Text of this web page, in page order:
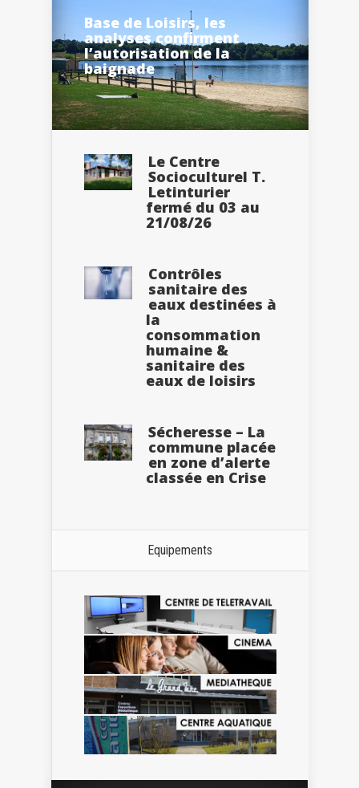
Base de Loisirs, les
analyses confirment
l’autorisation de la
baignade
Le Centre
Socioculturel T.
Letinturier
fermé du 03 au
21/08/26
Contrôles
sanitaire des
eaux destinées à
la
consommation
humaine &
sanitaire des
eaux de loisirs
Sécheresse – La
commune placée
en zone d’alerte
classée en Crise
Equipements